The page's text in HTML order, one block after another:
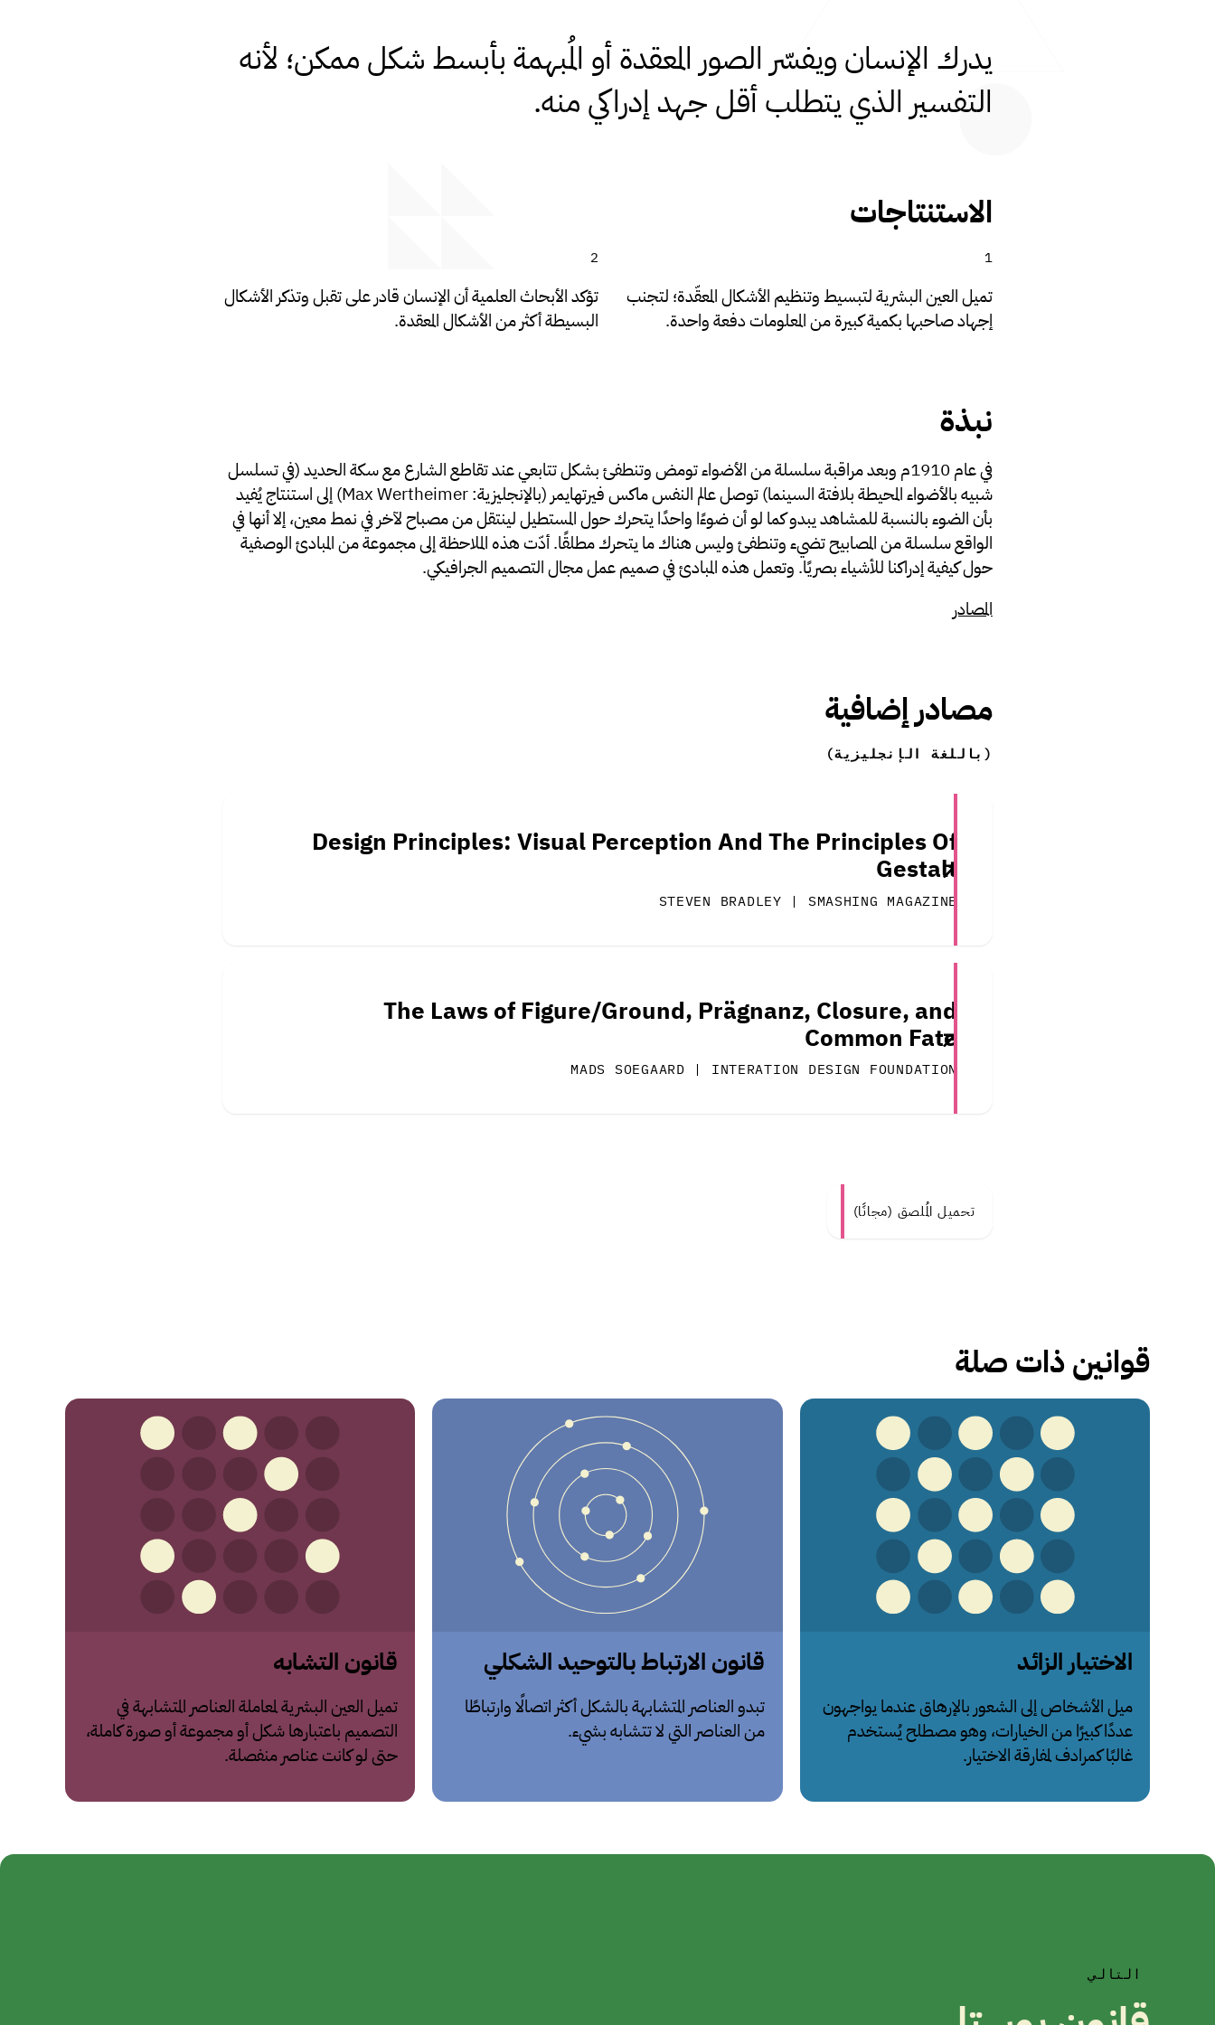
يدرك الإنسان ويفسّر الصور المعقدة أو المُبهمة بأبسط شكل ممكن؛ لأنه
التفسير الذي يتطلب أقل جهد إدراكي منه.
الاستنتاجات
تميل العين البشرية لتبسيط وتنظيم الأشكال المعقّدة؛ لتجنب
إجهاد صاحبها بكمية كبيرة من المعلومات دفعة واحدة.
تؤكد الأبحاث العلمية أن الإنسان قادر على تقبل وتذكر الأشكال
البسيطة أكثر من الأشكال المعقدة.
نبذة
في عام 1910م وبعد مراقبة سلسلة من الأضواء تومض وتنطفئ بشكل تتابعي عند تقاطع الشارع مع سكة الحدید (في تسلسل
شبیه بالأضواء المحیطة بلافتة السینما) توصل عالم النفس ماكس فیرتھایمر (بالإنجلیزیة: Max Wertheimer) إلى استنتاج یُفید
بأن الضوء بالنسبة للمشاھد یبدو كما لو أن ضوءًا واحدًا یتحرك حول المستطیل لینتقل من مصباح لآخر في نمط معین، إلا أنھا في
الواقع سلسلة من المصابیح تضيء وتنطفئ ولیس ھناك ما یتحرك مطلقًا. أدّت ھذه الملاحظة إلى مجموعة من المبادئ الوصفیة
حول كیفیة إدراكنا للأشیاء بصریًا. وتعمل ھذه المبادئ في صمیم عمل مجال التصمیم الجرافیكي.
المصادر
مصادر إضافية
(باللغة الإنجليزية)
Design Principles: Visual Perception And The Principles Of
Gestalt
STEVEN BRADLEY | SMASHING MAGAZINE
The Laws of Figure/Ground, Prägnanz, Closure, and
Common Fate
MADS SOEGAARD | INTERATION DESIGN FOUNDATION
تحمیل المُلصق (مجانًا)
قوانين ذات صلة
الاختيار الزائد
ميل الأشخاص إلى الشعور بالإرهاق عندما يواجهون
عددًا كبيرًا من الخيارات، وهو مصطلح يُستخدم
غالبًا كمرادف لمفارقة الاختيار.
قانون الارتباط بالتوحيد الشكلي
تبدو العناصر المتشابهة بالشكل أكثر اتصالًا وارتباطًا
من العناصر التي لا تتشابه بشيء.
قانون التشابه
تميل العين البشرية لمعاملة العناصر المتشابهة في
التصميم باعتبارها شكل أو مجموعة أو صورة كاملة،
حتى لو كانت عناصر منفصلة.
التالي